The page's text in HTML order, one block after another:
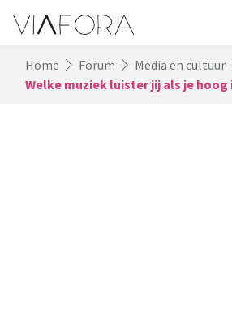
Home Forum
Media en cultuur
Welke muziek luister jij als je hoog